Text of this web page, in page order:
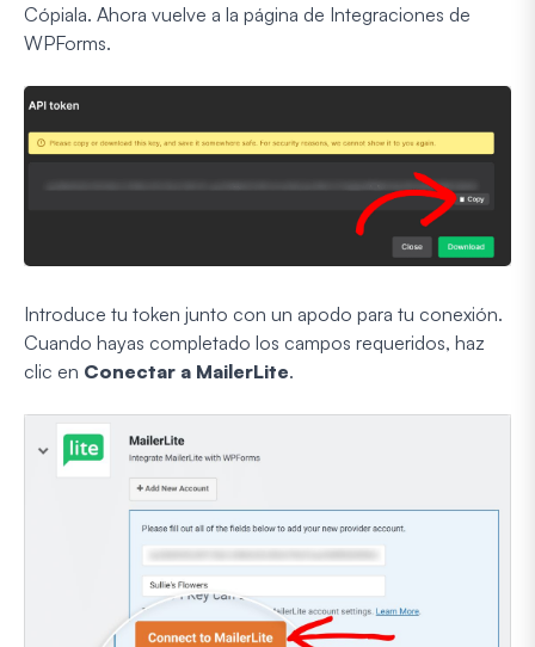
Cópiala. Ahora vuelve a la página de Integraciones de
WPForms.
Introduce tu token junto con un apodo para tu conexión.
Cuando hayas completado los campos requeridos, haz
clic en Conectar a MailerLite.